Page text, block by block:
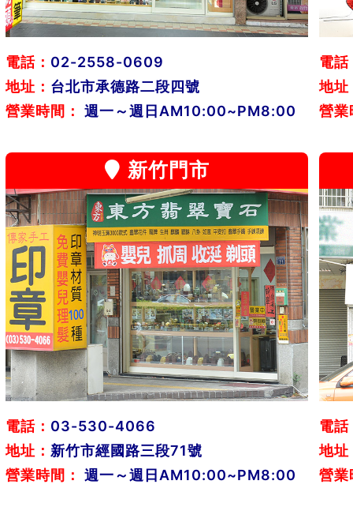
電話： 02-2558-0609
地址： 台北市承德路二段四號
營業時間：
週一～週日AM10:00~PM8:00
電話
地址
營業
新竹門市
電話： 03-530-4066
地址： 新竹市經國路三段71號
營業時間：
週一～週日AM10:00~PM8:00
電話
地址
營業